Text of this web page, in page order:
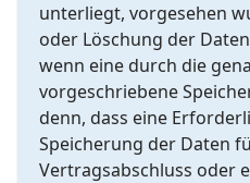
unterliegt, vorgesehen
oder Löschung der
wenn eine durch die
vorgeschriebene
denn, dass eine
Speicherung der Daten
Vertragsabschluss oder